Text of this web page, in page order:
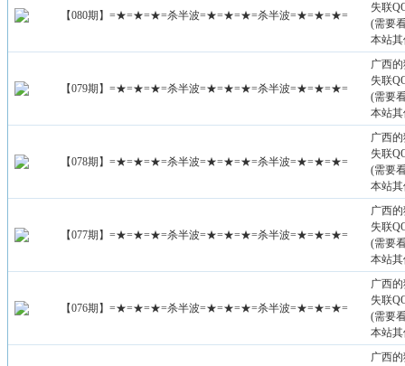
【080期】=★=★=★=杀半波=★=★=★=杀半波=★=★=★=
失联
(需要
本站
【079期】=★=★=★=杀半波=★=★=★=杀半波=★=★=★=
广西
失联
(需要
本站
【078期】=★=★=★=杀半波=★=★=★=杀半波=★=★=★=
广西
失联
(需要
本站
【077期】=★=★=★=杀半波=★=★=★=杀半波=★=★=★=
广西
失联
(需要
本站
【076期】=★=★=★=杀半波=★=★=★=杀半波=★=★=★=
广西
失联
(需要
本站
广西